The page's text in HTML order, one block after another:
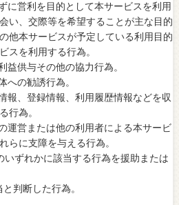
に営利を目的として本サービスを利用
い、交際等を希望することが主な目的
他本サービスが予定している利用目的
スを利用する行為。
益供与その他の協力行為。
への勧誘行為。
報、登録情報、利用履歴情報などを収
行為。
運営または他の利用者による本サービ
らに支障を与える行為。
いずれかに該当する行為を援助または
判断した行為。